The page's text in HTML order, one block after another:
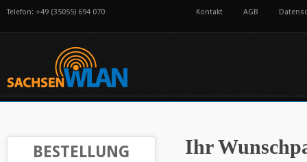
Telefon: +49 (35055) 694 070 Kontakt AGB
Ihr
BESTELLUNG